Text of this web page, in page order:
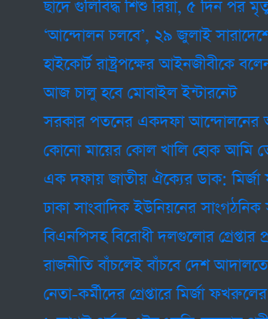
ছাদে গুলিবিদ্ধ শিশু রিয়া, ৫ দিন পর মৃত্যু
‘আন্দোলন চলবে’, ২৯ জুলাই সারাদেশে
হাইকোর্ট রাষ্ট্রপক্ষের আইনজীবীকে বলেন,
আজ চালু হবে মোবাইল ইন্টারনেট
সরকার পতনের একদফা আন্দোলনের
কোনো মায়ের কোল খালি হোক আমি তো চাই
এক দফায় জাতীয় ঐক্যের ডাক: মির্জা
ঢাকা সাংবাদিক ইউনিয়নের সাংগঠনিক
বিএনপিসহ বিরোধী দলগুলোর গ্রেপ্তার প্রায়
রাজনীতি বাঁচলেই বাঁচবে দেশ আদালতে
নেতা-কর্মীদের গ্রেপ্তারে মির্জা ফখরুলের